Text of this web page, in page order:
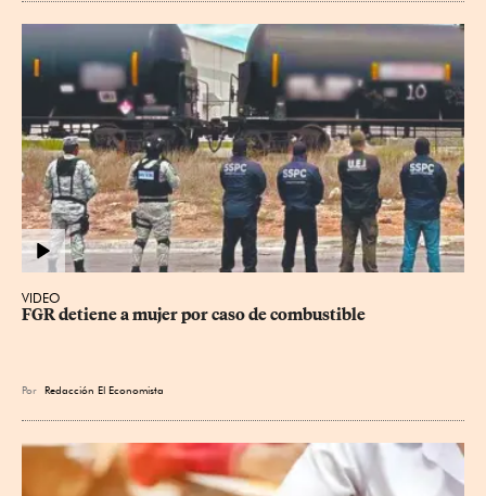
VIDEO
FGR detiene a mujer por caso de combustible
Por Redacción El Economista